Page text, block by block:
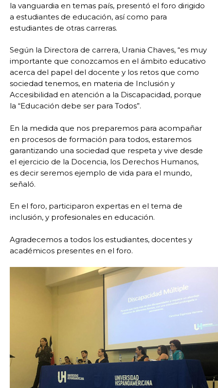
la vanguardia en temas país, presentó el foro dirigido
a estudiantes de educación, así como para
estudiantes de otras carreras.
Según la Directora de carrera, Urania Chaves, “es muy
importante que conozcamos en el ámbito educativo
acerca del papel del docente y los retos que como
sociedad tenemos, en materia de Inclusión y
Accesibilidad en atención a la Discapacidad, porque
la “Educación debe ser para Todos”.
En la medida que nos preparemos para acompañar
en procesos de formación para todos, estaremos
garantizando una sociedad que respeta y vive desde
el ejercicio de la Docencia, los Derechos Humanos,
es decir seremos ejemplo de vida para el mundo,
señaló.
En el foro, participaron expertas en el tema de
inclusión, y profesionales en educación.
Agradecemos a todos los estudiantes, docentes y
académicos presentes en el foro.